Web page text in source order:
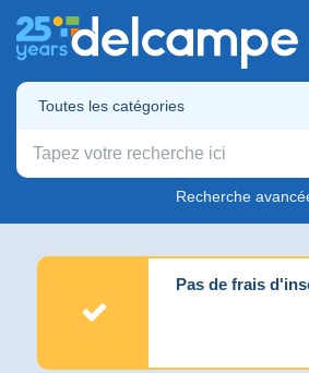
Toutes les catégories
Recherche
Pas de frais